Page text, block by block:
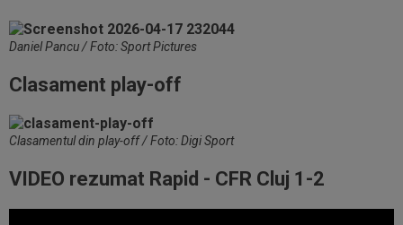
Daniel Pancu / Foto: Sport Pictures
Clasament play-off
Clasamentul din play-off / Foto: Digi Sport
VIDEO rezumat Rapid - CFR Cluj 1-2